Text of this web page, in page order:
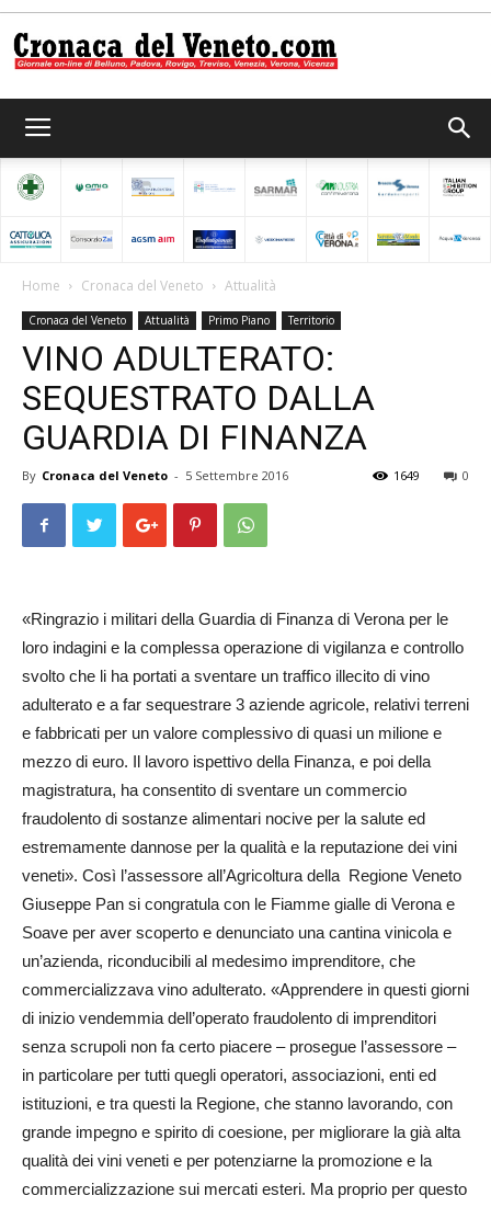
del
Veneto
Home Cronaca del Veneto Attualità
Cronaca del Veneto Attualità Primo Piano Territorio
VINO ADULTERATO:
SEQUESTRATO DALLA
GUARDIA DI FINANZA
By Cronaca del Veneto - 5 Settembre 2016 0
1649
«Ringrazio i militari della Guardia di Finanza di Verona per le
loro indagini e la complessa operazione di vigilanza e controllo
svolto che li ha portati a sventare un traffico illecito di vino
adulterato e a far sequestrare 3 aziende agricole, relativi terreni
e fabbricati per un valore complessivo di quasi un milione e
mezzo di euro. Il lavoro ispettivo della Finanza, e poi della
magistratura, ha consentito di sventare un commercio
fraudolento di sostanze alimentari nocive per la salute ed
estremamente dannose per la qualità e la reputazione dei vini
veneti». Così l’assessore all’Agricoltura della Regione Veneto
Giuseppe Pan si congratula con le Fiamme gialle di Verona e
Soave per aver scoperto e denunciato una cantina vinicola e
un’azienda, riconducibili al medesimo imprenditore, che
commercializzava vino adulterato. «Apprendere in questi giorni
di inizio vendemmia dell’operato fraudolento di imprenditori
senza scrupoli non fa certo piacere – prosegue l’assessore –
in particolare per tutti quegli operatori, associazioni, enti ed
istituzioni, e tra questi la Regione, che stanno lavorando, con
grande impegno e spirito di coesione, per migliorare la già alta
qualità dei vini veneti e per potenziarne la promozione e la
commercializzazione sui mercati esteri. Ma proprio per questo